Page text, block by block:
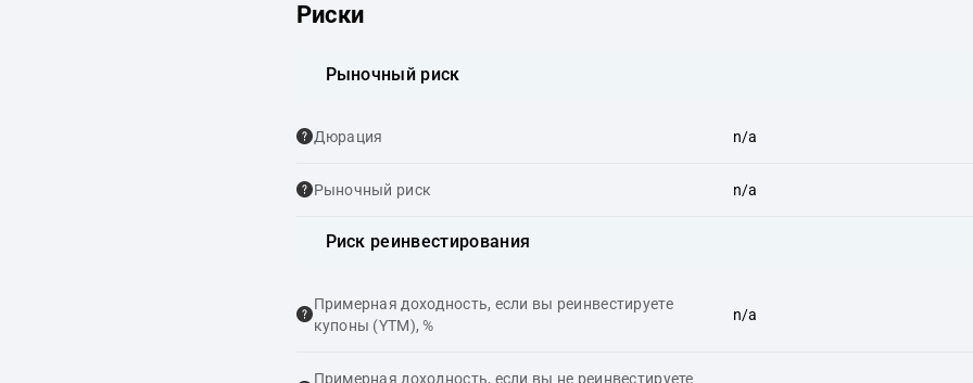
Риски
Рыночный риск
Дюрация n/a
Рыночный риск n/a
Риск реинвестирования
Примерная доходность, если вы реинвестируете
купоны (YTM), %
n/a
Примерная доходность, если вы не реинвестируете